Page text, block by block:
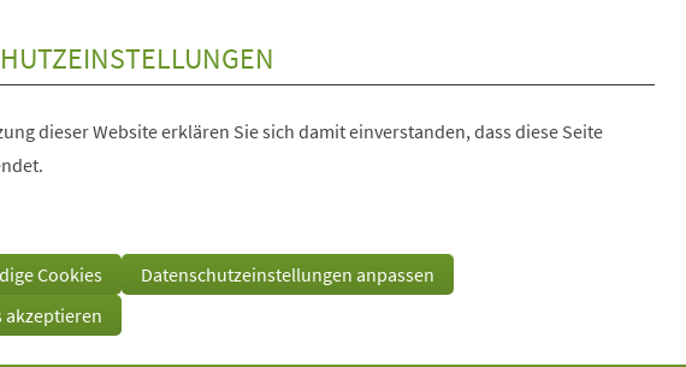
dieser Website erklären Sie sich damit einverstanden, dass diese Seite
Cookies
Datenschutzeinstellungen anpassen
akzeptieren